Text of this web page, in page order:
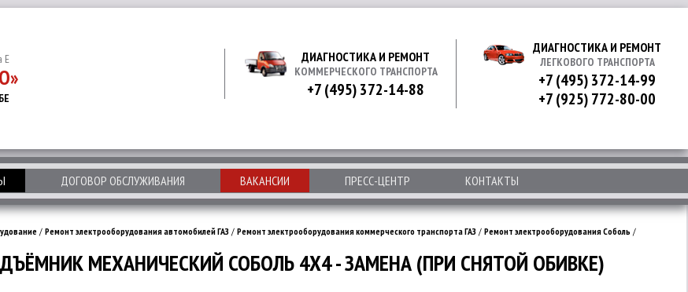
Е ДИАГНОСТИКА И РЕМОНТ
КОММЕРЧЕСКОГО ТРАНСПОРТА
+7 (495) 372-14-88
ДИАГНОСТИКА И РЕМОНТ
ЛЕГКОВОГО ТРАНСПОРТА
+7 (495) 372-14-99
+7 (925) 772-80-00
ДОГОВОР ОБСЛУЖИВАНИЯ ВАКАНСИИ ПРЕСС-ЦЕНТР КОНТАКТЫ
/ Ремонт электрооборудования автомобилей ГАЗ / Ремонт электрооборудования коммерческого транспорта ГАЗ / Ремонт электрооборудования Соболь /
МЕХАНИЧЕСКИЙ СОБОЛЬ 4Х4 - ЗАМЕНА (ПРИ СНЯТОЙ ОБИВКЕ)